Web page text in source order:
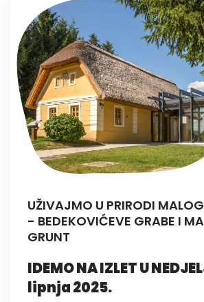
UŽIVAJMO U PRIRODI
- BEDEKOVIĆEVE GRABE I
GRUNT
IDEMO NA IZLET U
lipnja 2025.